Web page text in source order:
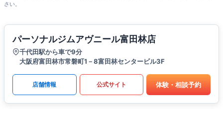
さい。
パーソナルジムアヴニール富田林店
千代田駅から車で9分
大阪府富田林市常磐町1－8富田林センタービル3F
店舗情報 公式サイト 体験・相談予約